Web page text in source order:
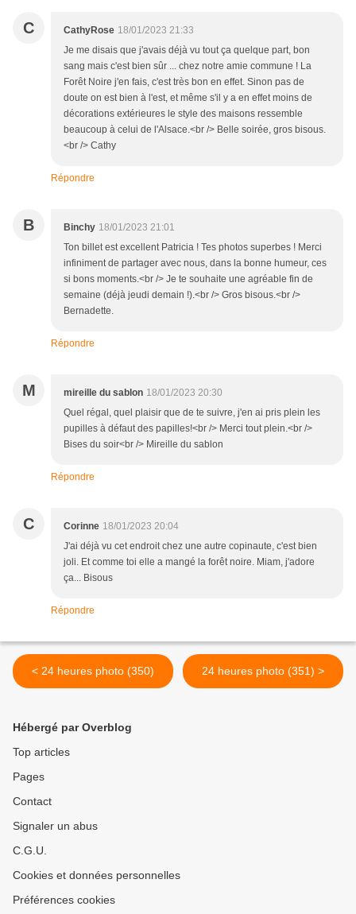
C CathyRose 18/01/2023 21:33
Je me disais que j'avais déjà vu tout ça quelque part, bon
sang mais c'est bien sûr ... chez notre amie commune ! La
Forêt Noire j'en fais, c'est très bon en effet. Sinon pas de
doute on est bien à l'est, et même s'il y a en effet moins de
décorations extérieures le style des maisons ressemble
beaucoup à celui de l'Alsace.<br /> Belle soirée, gros bisous.
<br /> Cathy
Répondre
B Binchy 18/01/2023 21:01
Ton billet est excellent Patricia ! Tes photos superbes ! Merci
infiniment de partager avec nous, dans la bonne humeur, ces
si bons moments.<br /> Je te souhaite une agréable fin de
semaine (déjà jeudi demain !).<br /> Gros bisous.<br />
Bernadette.
Répondre
M mireille du sablon 18/01/2023 20:30
Quel régal, quel plaisir que de te suivre, j'en ai pris plein les
pupilles à défaut des papilles!<br /> Merci tout plein.<br />
Bises du soir<br /> Mireille du sablon
Répondre
C Corinne 18/01/2023 20:04
J'ai déjà vu cet endroit chez une autre copinaute, c'est bien
joli. Et comme toi elle a mangé la forêt noire. Miam, j'adore
ça... Bisous
Répondre
< 24 heures photo (350) 24 heures photo (351) >
Hébergé par Overblog
Top articles
Pages
Contact
Signaler un abus
C.G.U.
Cookies et données personnelles
Préférences cookies